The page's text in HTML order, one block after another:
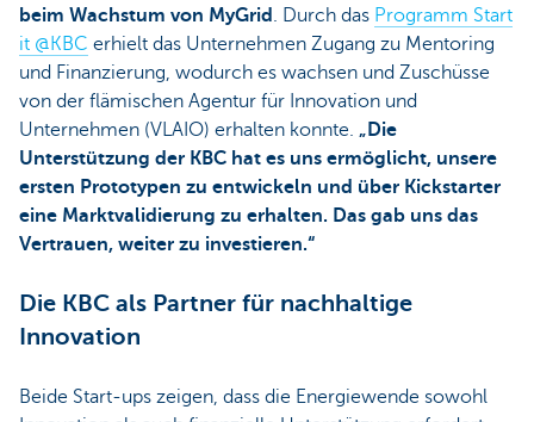
beim Wachstum von MyGrid . Durch das Programm Start
it @KBC erhielt das Unternehmen Zugang zu Mentoring
und Finanzierung, wodurch es wachsen und Zuschüsse
von der flämischen Agentur für Innovation und
Unternehmen (VLAIO) erhalten konnte. „Die
Unterstützung der KBC hat es uns ermöglicht, unsere
ersten Prototypen zu entwickeln und über Kickstarter
eine Marktvalidierung zu erhalten. Das gab uns das
Vertrauen, weiter zu investieren.“
Die KBC als Partner für nachhaltige
Innovation
Beide Start-ups zeigen, dass die Energiewende sowohl